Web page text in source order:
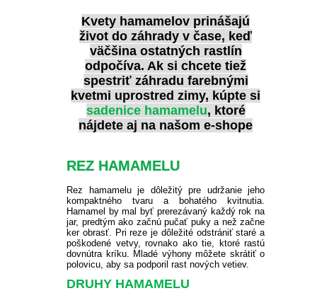
Kvety hamamelov prinášajú
život do záhrady v čase, keď
väčšina ostatných rastlín
odpočíva. Ak si chcete tiež
spestriť záhradu farebnými
kvetmi uprostred zimy, kúpte si
sadenice hamamelu, ktoré
nájdete aj na našom e-shope
REZ HAMAMELU
Rez hamamelu je dôležitý pre udržanie jeho
kompaktného tvaru a bohatého kvitnutia.
Hamamel by mal byť prerezávaný každý rok na
jar, predtým ako začnú pučať puky a než začne
ker obrasť. Pri reze je dôležité odstrániť staré a
poškodené vetvy, rovnako ako tie, ktoré rastú
dovnútra kríku. Mladé výhony môžete skrátiť o
polovicu, aby sa podporil rast nových vetiev.
DRUHY HAMAMELU